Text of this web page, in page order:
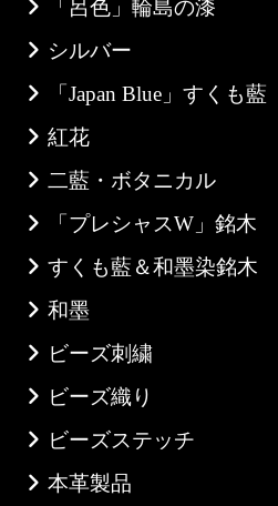
「呂色」輪島の漆
シルバー
「Japan Blue」すくも藍
紅花
二藍・ボタニカル
「プレシャスW」銘木
すくも藍＆和墨染銘木
和墨
ビーズ刺繍
ビーズ織り
ビーズステッチ
本革製品